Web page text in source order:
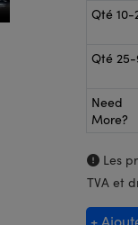
Qté 10-
Qté
Need
More?
Les
TVA et
+